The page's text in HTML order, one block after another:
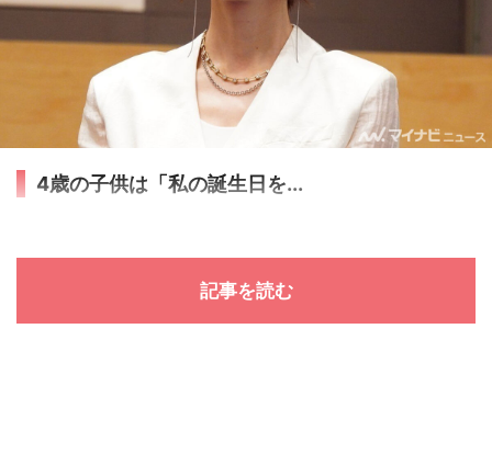
4歳の子供は「私の誕生日を...
記事を読む